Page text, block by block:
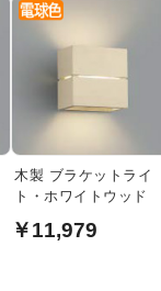
木製 ブラケットライ
ト・ホワイトウッド
￥11,979